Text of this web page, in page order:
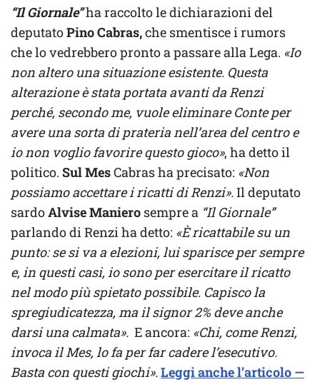
“Il Giornale”ha raccolto le dichiarazioni del
deputatoPino Cabras,che smentisce i rumors
che lo vedrebbero pronto a passare alla Lega. «Io
non altero una situazione esistente. Questa
alterazione è stata portata avanti da Renzi
perché, secondo me, vuole eliminare Conte per
avere una sorta di prateria nell’area del centro e
io non voglio favorire questo gioco», ha detto il
politico. Sul MesCabras ha precisato: «Non
possiamo accettare i ricatti di Renzi».Il deputato
sardoAlvise Maniero sempre a “Il Giornale”
parlando di Renzi ha detto: «È ricattabile su un
punto: se si va a elezioni, lui sparisce per sempre
e, in questi casi, io sono per esercitare il ricatto
nel modo più spietato possibile. Capisco la
spregiudicatezza, ma il signor 2% deve anche
darsi una calmata». E ancora: «Chi, come Renzi,
invoca il Mes, lo fa per far cadere l’esecutivo.
Basta con questi giochi».Leggi anche l’articolo —